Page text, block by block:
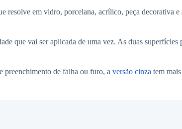
resolve em vidro, porcelana, acrílico, peça decorativa
que vai ser aplicada de uma vez. As duas
preenchimento de falha ou furo, a versão cinza tem